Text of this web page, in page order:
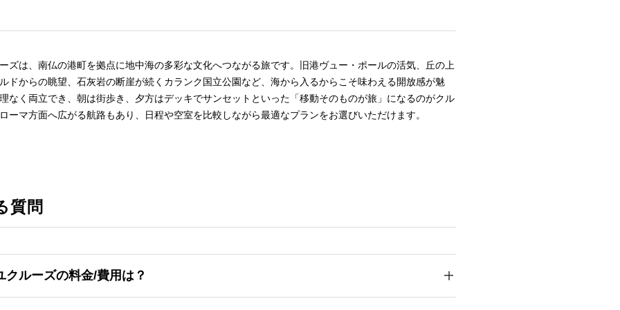
ズは、南仏の港町を拠点に地中海の多彩な文化へつながる旅です。旧港ヴュー・ポールの活気、丘の上
ドからの眺望、石灰岩の断崖が続くカランク国立公園など、海から入るからこそ味わえる開放感が魅
なく両立でき、朝は街歩き、夕方はデッキでサンセットといった「移動そのものが旅」になるのがクル
ーマ方面へ広がる航路もあり、日程や空室を比較しながら最適なプランをお選びいただけます。
質問
ルーズの料金/費用は？